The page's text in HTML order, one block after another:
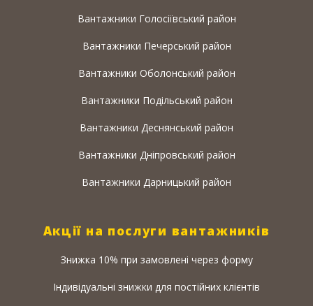
Вантажники Голосіївський район
Вантажники Печерський район
Вантажники Оболонський район
Вантажники Подільський район
Вантажники Деснянський район
Вантажники Дніпровський район
Вантажники Дарницький район
Акції на послуги вантажників
Знижка 10% при замовлені через форму
Індивідуальні знижки для постійних клієнтів